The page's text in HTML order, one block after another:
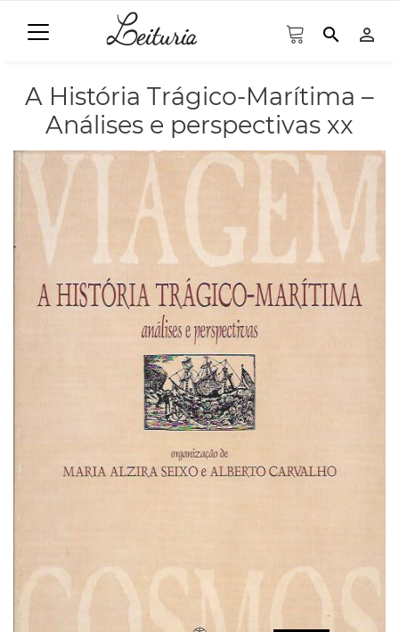
search person_outline
A História Trágico-Marítima –
Análises e perspectivas xx